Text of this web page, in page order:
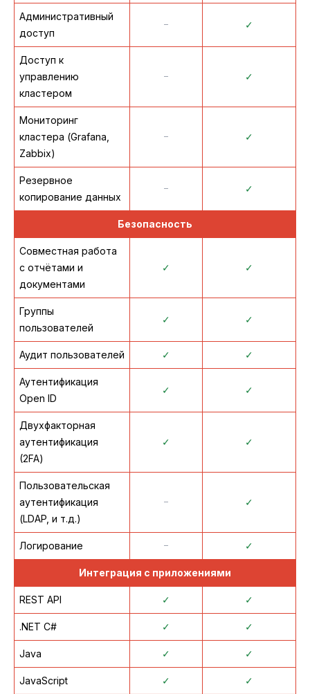
Административный
доступ
᠆ ✓
Доступ к
управлению
кластером
᠆ ✓
Мониторинг
кластера (Grafana,
Zabbix)
᠆ ✓
Резервное
копирование данных
᠆ ✓
Безопасность
Совместная работа
с отчётами и
документами
✓ ✓
Группы
пользователей
✓ ✓
Аудит пользователей ✓ ✓
Аутентификация
Open ID
✓ ✓
Двухфакторная
аутентификация
(2FA)
✓ ✓
Пользовательская
аутентификация
(LDAP, и т.д.)
᠆ ✓
Логирование ᠆ ✓
Интеграция с приложениями
REST API ✓ ✓
.NET C# ✓ ✓
Java ✓ ✓
JavaScript ✓ ✓